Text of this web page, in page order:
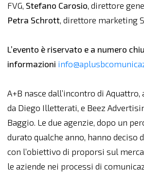
FVG, Stefano Carosio, direttore
Petra Schrott, direttore marketing
L’evento è riservato e a numero
informazioni
A+B nasce dall’incontro di Aquattro,
da Diego Illetterati, e Beez
Baggio. Le due agenzie, dopo un
durato qualche anno, hanno deciso
con l’obiettivo di proporsi sul
le aziende nei processi di